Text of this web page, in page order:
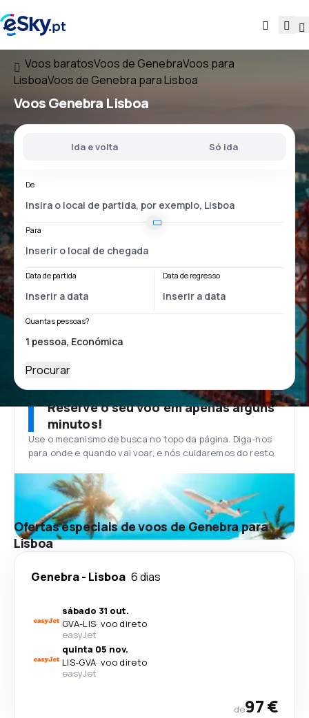
Voos baratosVoos de GenebraVoos para
LisboaVoos de Genebra para Lisboa
VoosGenebra Lisboa
Ida e volta Só ida
De
Para
Data de partida Data de regresso
Quantas pessoas?
Procurar
Reserve o seu voo em apenas alguns
minutos!
Use o mecanismo de busca no topo da página. Diga-nos
para onde e quando vai voar, e nós cuidaremos do resto.
Ofertas especiais de voos de Genebra para
Lisboa
Genebra- Lisboa 6 dias
sábado 31 out.
GVA-LIS· voo direto
easyJet
quinta 05 nov.
LIS-GVA· voo direto
easyJet
de97 €